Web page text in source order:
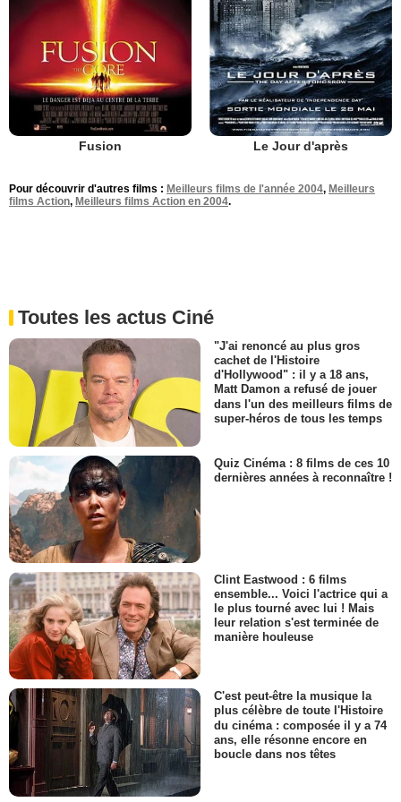
Fusion Le Jour d'après
Pour découvrir d'autres films : Meilleurs films de l'année 2004, Meilleurs
films Action, Meilleurs films Action en 2004.
Toutes les actus Ciné
"J'ai renoncé au plus gros
cachet de l'Histoire
d'Hollywood" : il y a 18 ans,
Matt Damon a refusé de jouer
dans l'un des meilleurs films de
super-héros de tous les temps
Quiz Cinéma : 8 films de ces 10
dernières années à reconnaître !
Clint Eastwood : 6 films
ensemble... Voici l'actrice qui a
le plus tourné avec lui ! Mais
leur relation s'est terminée de
manière houleuse
C'est peut-être la musique la
plus célèbre de toute l'Histoire
du cinéma : composée il y a 74
ans, elle résonne encore en
boucle dans nos têtes